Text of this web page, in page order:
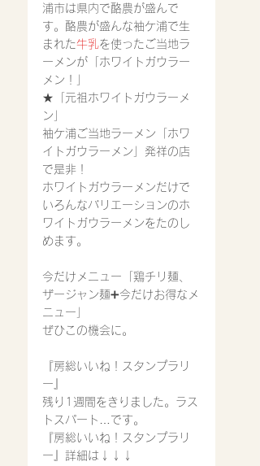
浦市は県内で酪農が盛んで
す。酪農が盛んな袖ケ浦で生
まれた牛乳を使ったご当地ラ
ーメンが「ホワイトガウラー
メン！」
★「元祖ホワイトガウラーメ
ン」
袖ケ浦ご当地ラーメン「ホワ
イトガウラーメン」発祥の店
で是非！
ホワイトガウラーメンだけで
いろんなバリエーションのホ
ワイトガウラーメンをたのし
めます。
今だけメニュー「鶏チリ麺、
ザージャン麺➕今だけお得なメ
ニュー」
ぜひこの機会に。
『房総いいね！スタンプラリ
ー』
残り1週間をきりました。ラス
トスパート…です。
『房総いいね！スタンプラリ
ー』詳細は↓↓↓